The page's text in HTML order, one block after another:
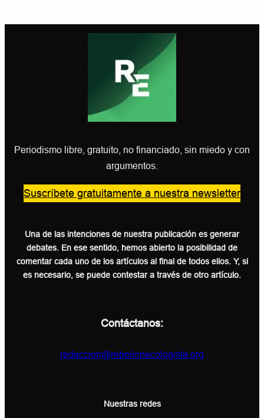
Periodismo libre, gratuito, no financiado, sin miedo y con
argumentos.
Suscríbete gratuitamente a nuestra newsletter
Una de las intenciones de nuestra publicación es generar
debates. En ese sentido, hemos abierto la posibilidad de
comentar cada uno de los artículos al final de todos ellos. Y, si
es necesario, se puede contestar a través de otro artículo.
Contáctanos:
redaccion@rebelionecologista.org
Nuestras redes